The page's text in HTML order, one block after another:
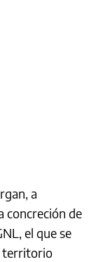
a
concreción de
el que se
territorio